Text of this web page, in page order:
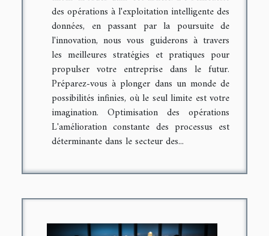
des opérations à l'exploitation intelligente des
données, en passant par la poursuite de
l'innovation, nous vous guiderons à travers
les meilleures stratégies et pratiques pour
propulser votre entreprise dans le futur.
Préparez-vous à plonger dans un monde de
possibilités infinies, où le seul limite est votre
imagination. Optimisation des opérations
L'amélioration constante des processus est
déterminante dans le secteur des...